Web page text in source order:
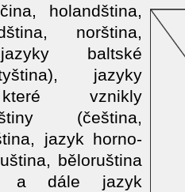
holandština,
norština,
baltské
jazyky
vznikly
(čeština,
jazyk horno-
běloruština
a dále jazyk